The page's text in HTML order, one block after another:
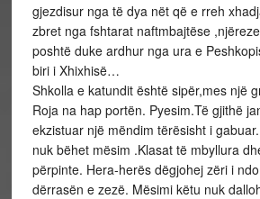
gjezdisur nga të dya nët që e rreh
zbret nga fshtarat naftmbajtëse
poshtë duke ardhur nga ura e
biri i Xhixhisë…
Shkolla e katundit është sipër,mes një
Roja na hap portën. Pyesim.Të gjithë
ekzistuar një mëndim tërësisht i
nuk bëhet mësim .Klasat të mbyllura
përpinte. Hera-herës dëgjohej zëri i
dërrasën e zezë. Mësimi këtu nuk